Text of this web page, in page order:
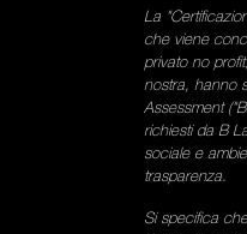
La
che viene
privato no
nostra, hanno
Assessment
richiesti da B
sociale e
trasparenza.
Si specifica